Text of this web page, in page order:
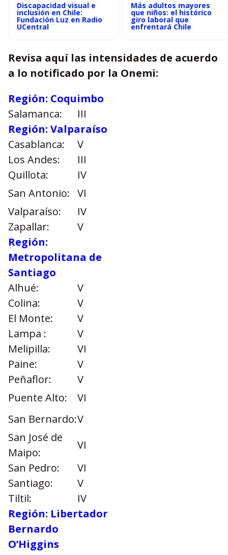
Discapacidad visual e
inclusión en Chile:
Fundación Luz en Radio
UCentral
Más adultos mayores
que niños: el histórico
giro laboral que
enfrentará Chile
Revisa aquí las intensidades de acuerdo
a lo notificado por la Onemi:
Región: Coquimbo
Salamanca:
III
Región: Valparaíso
Casablanca:
V
Los Andes:
III
Quillota:
IV
San Antonio: VI
Valparaíso:
IV
Zapallar:
V
Región:
Metropolitana de
Santiago
Alhué:
V
Colina:
V
El Monte:
V
Lampa :
V
Melipilla:
VI
Paine:
V
Peñaflor:
V
Puente Alto:
VI
San Bernardo:V
San José de
Maipo:
VI
San Pedro:
VI
Santiago:
V
Tiltil:
IV
Región: Libertador
Bernardo
O’Higgins